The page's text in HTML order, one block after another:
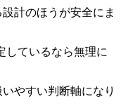
計のほうが安全にま
しているなら無理に
やすい判断軸になり